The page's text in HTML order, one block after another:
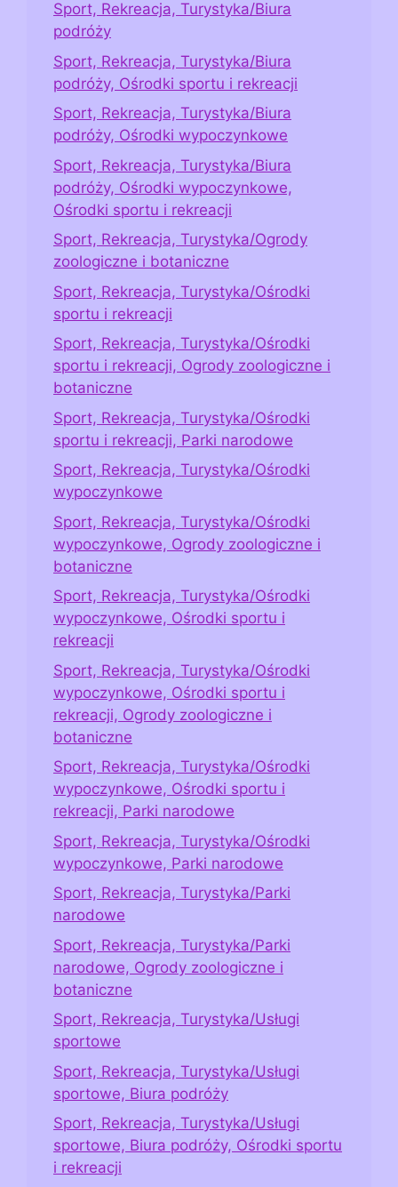
Sport, Rekreacja, Turystyka/Biura
podróży
Sport, Rekreacja, Turystyka/Biura
podróży, Ośrodki sportu i rekreacji
Sport, Rekreacja, Turystyka/Biura
podróży, Ośrodki wypoczynkowe
Sport, Rekreacja, Turystyka/Biura
podróży, Ośrodki wypoczynkowe,
Ośrodki sportu i rekreacji
Sport, Rekreacja, Turystyka/Ogrody
zoologiczne i botaniczne
Sport, Rekreacja, Turystyka/Ośrodki
sportu i rekreacji
Sport, Rekreacja, Turystyka/Ośrodki
sportu i rekreacji, Ogrody zoologiczne i
botaniczne
Sport, Rekreacja, Turystyka/Ośrodki
sportu i rekreacji, Parki narodowe
Sport, Rekreacja, Turystyka/Ośrodki
wypoczynkowe
Sport, Rekreacja, Turystyka/Ośrodki
wypoczynkowe, Ogrody zoologiczne i
botaniczne
Sport, Rekreacja, Turystyka/Ośrodki
wypoczynkowe, Ośrodki sportu i
rekreacji
Sport, Rekreacja, Turystyka/Ośrodki
wypoczynkowe, Ośrodki sportu i
rekreacji, Ogrody zoologiczne i
botaniczne
Sport, Rekreacja, Turystyka/Ośrodki
wypoczynkowe, Ośrodki sportu i
rekreacji, Parki narodowe
Sport, Rekreacja, Turystyka/Ośrodki
wypoczynkowe, Parki narodowe
Sport, Rekreacja, Turystyka/Parki
narodowe
Sport, Rekreacja, Turystyka/Parki
narodowe, Ogrody zoologiczne i
botaniczne
Sport, Rekreacja, Turystyka/Usługi
sportowe
Sport, Rekreacja, Turystyka/Usługi
sportowe, Biura podróży
Sport, Rekreacja, Turystyka/Usługi
sportowe, Biura podróży, Ośrodki sportu
i rekreacji